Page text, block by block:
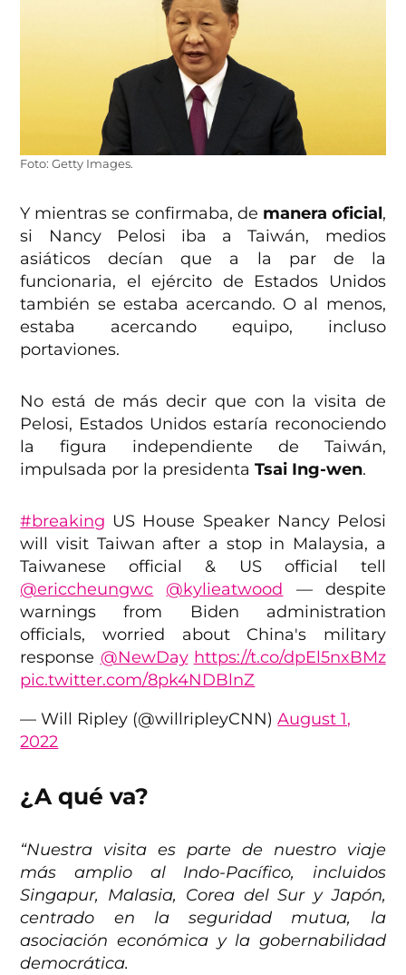
Foto: Getty Images.
Y mientras se confirmaba, de manera oficial,
si Nancy Pelosi iba a Taiwán, medios
asiáticos decían que a la par de la
funcionaria, el ejército de Estados Unidos
también se estaba acercando. O al menos,
estaba acercando equipo, incluso
portaviones.
No está de más decir que con la visita de
Pelosi, Estados Unidos estaría reconociendo
la figura independiente de Taiwán,
impulsada por la presidentaTsai Ing-wen.
#breaking US House Speaker Nancy Pelosi
will visit Taiwan after a stop in Malaysia, a
Taiwanese official & US official tell
@ericcheungwc
@kylieatwood — despite
warnings from Biden administration
officials, worried about China's military
response @NewDay https://t.co/dpEl5nxBMz
pic.twitter.com/8pk4NDBlnZ
— Will Ripley (@willripleyCNN)August 1,
2022
¿A qué va?
“Nuestra visita es parte de nuestro viaje
más amplio al Indo-Pacífico, incluidos
Singapur, Malasia, Corea del Sur y Japón,
centrado en la seguridad mutua, la
asociación económica y la gobernabilidad
democrática.